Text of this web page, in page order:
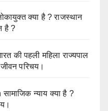
क्या है ? राजस्थान
है ?
की पहली महिला राज्यपाल
परिचय।
सामाजिक न्याय क्या है ?